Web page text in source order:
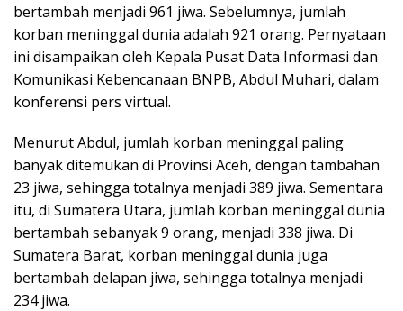
bertambah menjadi 961 jiwa. Sebelumnya, jumlah
korban meninggal dunia adalah 921 orang. Pernyataan
ini disampaikan oleh Kepala Pusat Data Informasi dan
Komunikasi Kebencanaan BNPB, Abdul Muhari, dalam
konferensi pers virtual.
Menurut Abdul, jumlah korban meninggal paling
banyak ditemukan di Provinsi Aceh, dengan tambahan
23 jiwa, sehingga totalnya menjadi 389 jiwa. Sementara
itu, di Sumatera Utara, jumlah korban meninggal dunia
bertambah sebanyak 9 orang, menjadi 338 jiwa. Di
Sumatera Barat, korban meninggal dunia juga
bertambah delapan jiwa, sehingga totalnya menjadi
234 jiwa.